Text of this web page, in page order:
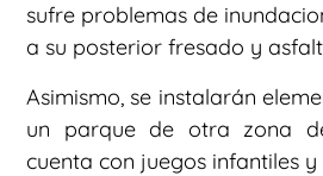
sufre problemas de
a su posterior fresado y
Asimismo, se instalarán
un parque de otra zona
cuenta con juegos infantiles